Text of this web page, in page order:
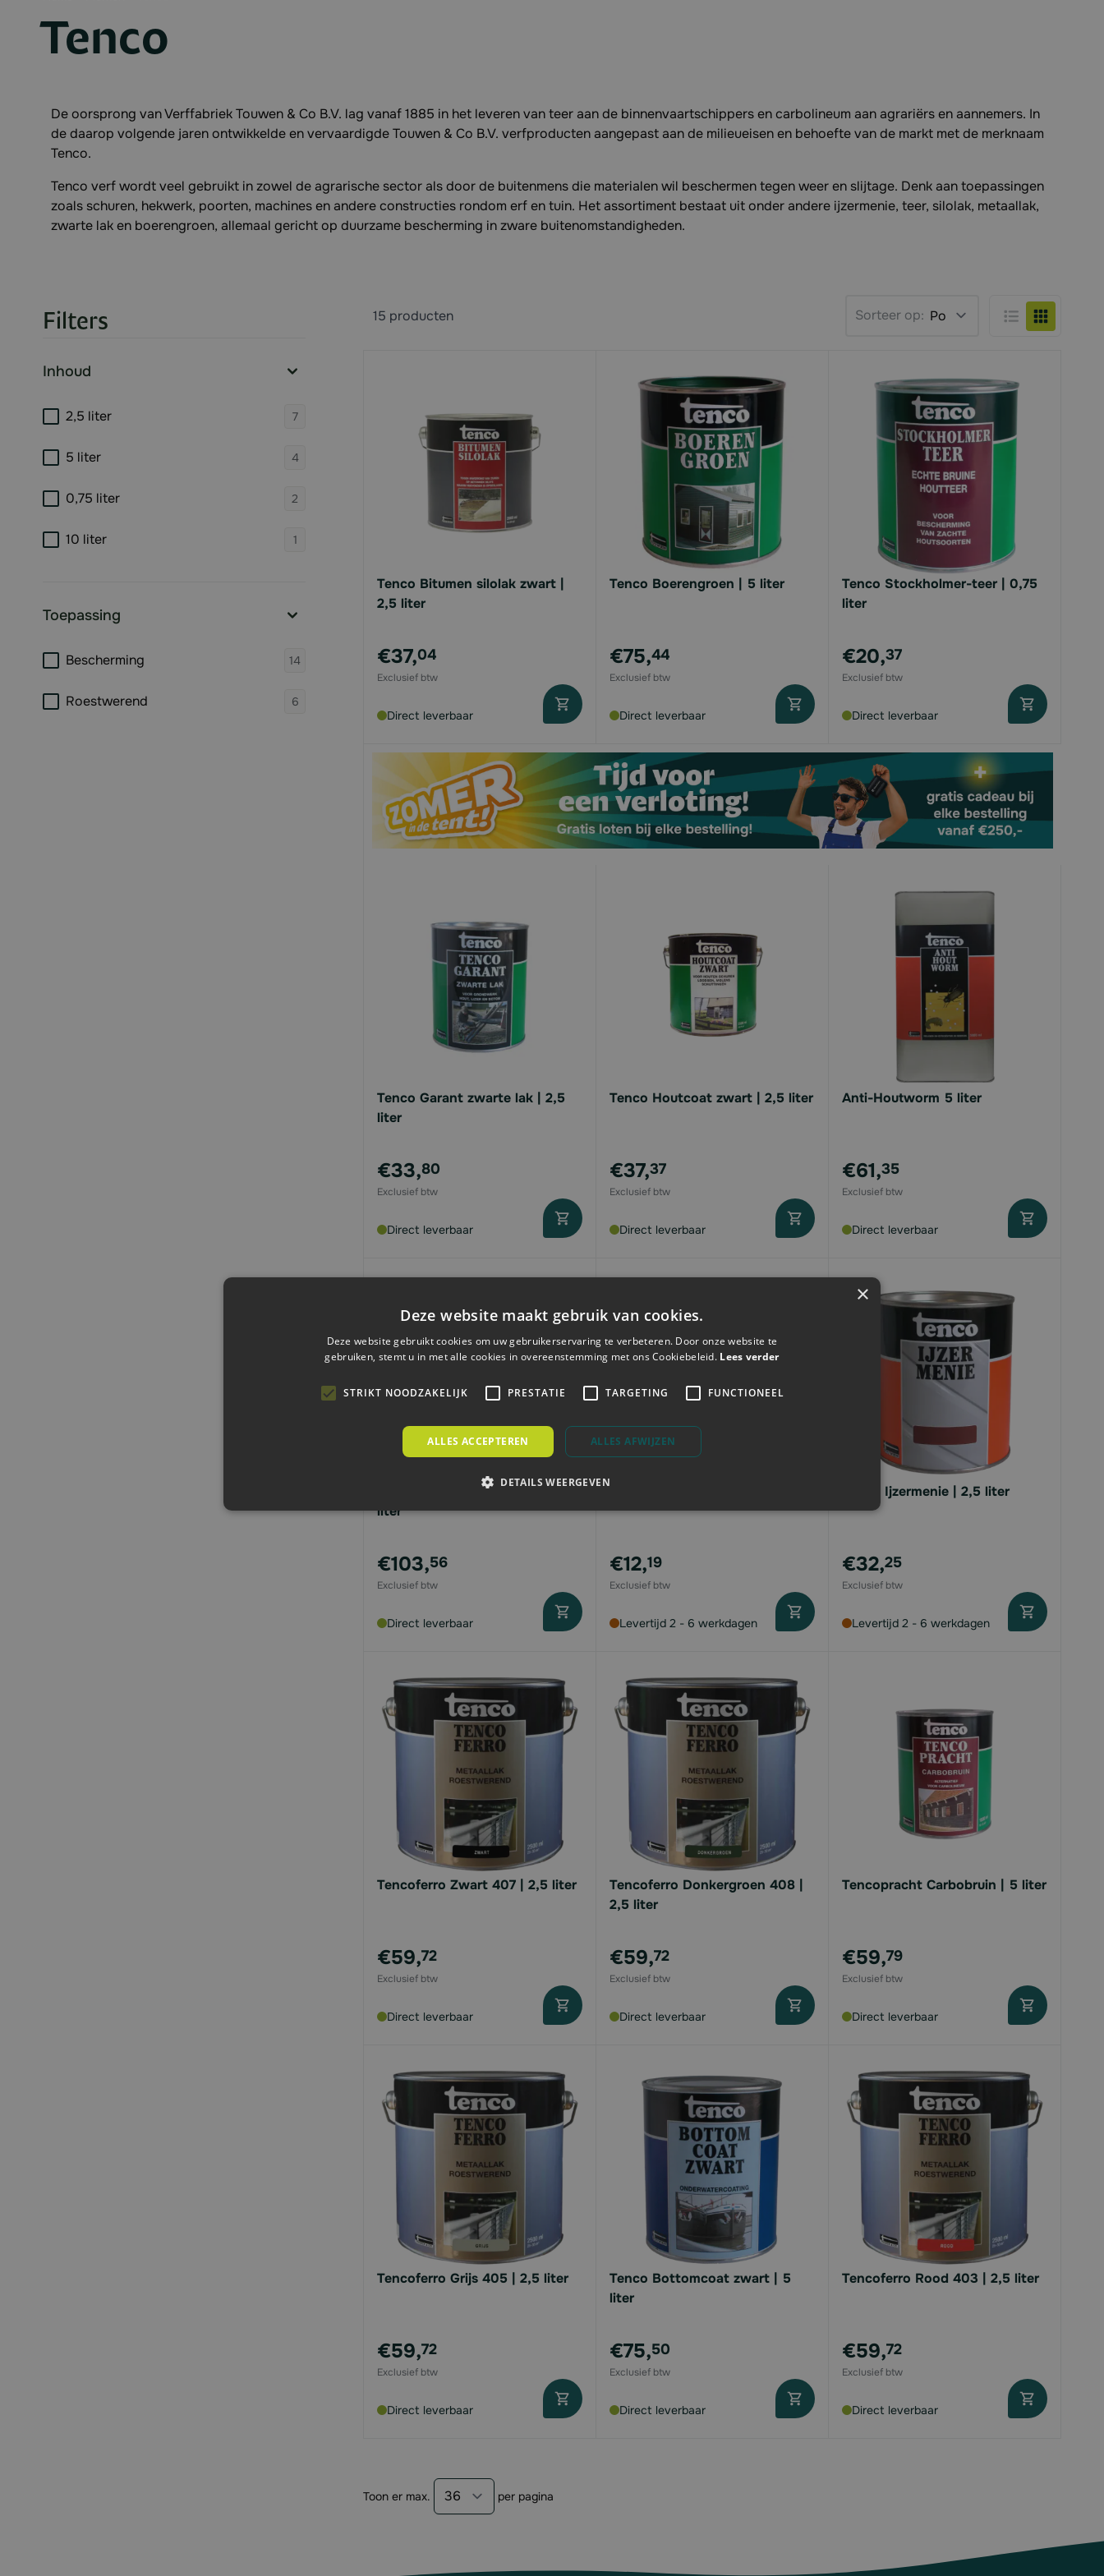
Tenco
De oorsprong van Verffabriek Touwen & Co B.V. lag vanaf 1885 in het leveren van teer aan de binnenvaartschippers en carbolineum aan agrariërs en aannemers. In
de daarop volgende jaren ontwikkelde en vervaardigde Touwen & Co B.V. verfproducten aangepast aan de milieueisen en behoefte van de markt met de merknaam
Tenco.
Tenco verf wordt veel gebruikt in zowel de agrarische sector als door de buitenmens die materialen wil beschermen tegen weer en slijtage. Denk aan toepassingen
zoals schuren, hekwerk, poorten, machines en andere constructies rondom erf en tuin. Het assortiment bestaat uit onder andere ijzermenie, teer, silolak, metaallak,
zwarte lak en boerengroen, allemaal gericht op duurzame bescherming in zware buitenomstandigheden.
Filters
Inhoud
2,5 liter 7
5 liter 4
0,75 liter 2
10 liter 1
Toepassing
Bescherming 14 products available
Roestwerend 6
15 producten Sorteer op: Foto-tabel
Lijst
Tenco Bitumen silolak zwart |
2,5 liter
€37,04
Direct leverbaar
Tenco Boerengroen | 5 liter
€75,44
Direct leverbaar
Tenco Stockholmer-teer | 0,75
liter
€20,37
Direct leverbaar
Tenco Garant zwarte lak | 2,5
liter
€33,80
Direct leverbaar
Tenco Houtcoat zwart | 2,5 liter
€37,37
Direct leverbaar
Anti-Houtworm 5 liter
€61,35
Direct leverbaar
Tencopracht Carbobruin | 10
liter
€103,56
Direct leverbaar
€12,19
Levertijd 2 - 6 werkdagen
Tenco Ijzermenie | 2,5 liter
€32,25
Levertijd 2 - 6 werkdagen
Tencoferro Zwart 407 | 2,5 liter
€59,72
Direct leverbaar
Tencoferro Donkergroen 408 |
2,5 liter
€59,72
Direct leverbaar
Tencopracht Carbobruin | 5 liter
€59,79
Direct leverbaar
Tencoferro Grijs 405 | 2,5 liter
€59,72
Direct leverbaar
Tenco Bottomcoat zwart | 5
liter
€75,50
Direct leverbaar
Tencoferro Rood 403 | 2,5 liter
€59,72
Direct leverbaar
Toon er max. per pagina
×
Deze website maakt gebruik van cookies.
Deze website gebruikt cookies om uw gebruikerservaring te verbeteren. Door onze website te
gebruiken, stemt u in met alle cookies in overeenstemming met ons Cookiebeleid. Lees verder
STRIKT NOODZAKELIJK PRESTATIE TARGETING FUNCTIONEEL
ALLES ACCEPTEREN ALLES AFWIJZEN
DETAILS WEERGEVEN